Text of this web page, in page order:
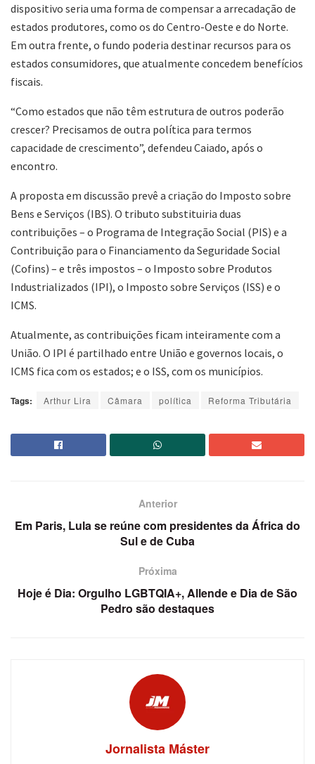
dispositivo seria uma forma de compensar a arrecadação de
estados produtores, como os do Centro-Oeste e do Norte.
Em outra frente, o fundo poderia destinar recursos para os
estados consumidores, que atualmente concedem benefícios
fiscais.
“Como estados que não têm estrutura de outros poderão
crescer? Precisamos de outra política para termos
capacidade de crescimento”, defendeu Caiado, após o
encontro.
A proposta em discussão prevê a criação do Imposto sobre
Bens e Serviços (IBS). O tributo substituiria duas
contribuições – o Programa de Integração Social (PIS) e a
Contribuição para o Financiamento da Seguridade Social
(Cofins) – e três impostos – o Imposto sobre Produtos
Industrializados (IPI), o Imposto sobre Serviços (ISS) e o
ICMS.
Atualmente, as contribuições ficam inteiramente com a
União. O IPI é partilhado entre União e governos locais, o
ICMS fica com os estados; e o ISS, com os municípios.
Tags: Arthur Lira Câmara política Reforma Tributária
Anterior
Em Paris, Lula se reúne com presidentes da África do
Sul e de Cuba
Próxima
Hoje é Dia: Orgulho LGBTQIA+, Allende e Dia de São
Pedro são destaques
Jornalista Máster